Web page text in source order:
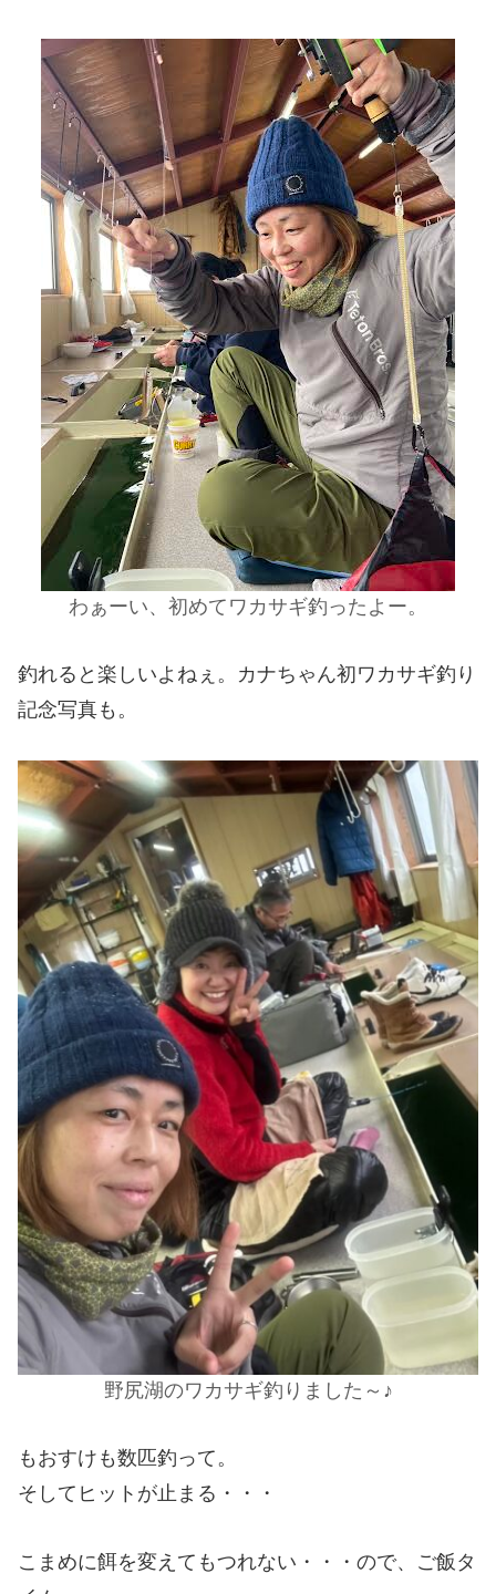
わぁーい、初めてワカサギ釣ったよー。
釣れると楽しいよねぇ。カナちゃん初ワカサギ釣り
記念写真も。
野尻湖のワカサギ釣りました～♪
もおすけも数匹釣って。
そしてヒットが止まる・・・
こまめに餌を変えてもつれない・・・ので、ご飯タ